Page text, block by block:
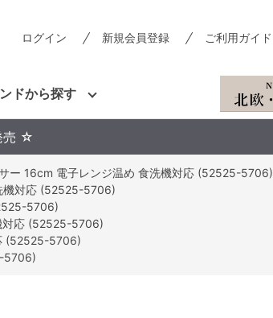
ログイン 新規会員登録 ご利用ガイド
ドから探す
売 ☆
ー 16cm 電子レンジ温め 食洗機対応 (52525-5706)
機対応 (52525-5706)
5706)
対応 (52525-5706)
(52525-5706)
5706)